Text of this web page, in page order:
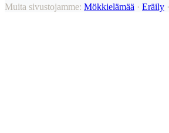
Muita sivustojamme: Mökkielämää · Eräily ·